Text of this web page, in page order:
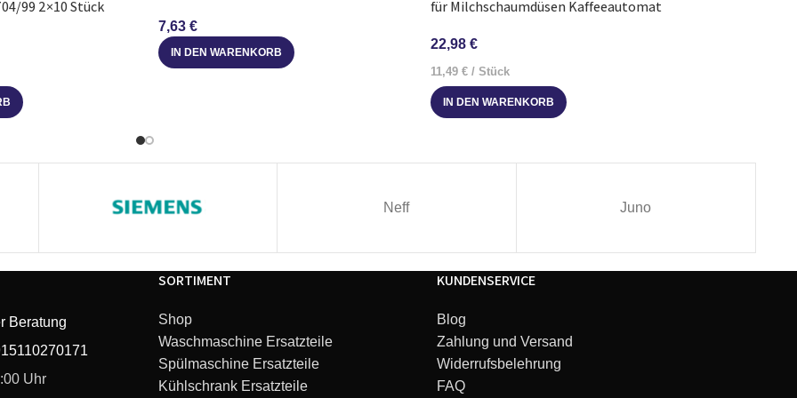
Caffeo Barista T
Caffeo Barista TSP
Caffeo Barista TS
Caffeo Passione OT silber
Caffeo Passione Edelstahl
99 2×10 Stück
7,63 €
IN DEN WARENKORB
für Milchschaumdüsen Kaffeeautomat
22,98 €
11,49 €/ Stück
IN DEN WARENKORB
Neff Juno
Beratung
Uhr
SORTIMENT
Shop
Waschmaschine Ersatzteile
Spülmaschine Ersatzteile
Kühlschrank Ersatzteile
KUNDENSERVICE
Blog
Zahlung und Versand
Widerrufsbelehrung
FAQ